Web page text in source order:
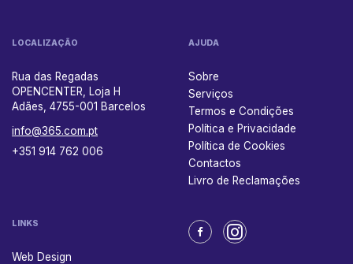
LOCALIZAÇÃO
Rua das Regadas
OPENCENTER, Loja H
Adães, 4755-001 Barcelos
info@365.com.pt
+351 914 762 006
AJUDA
Sobre
Serviços
Termos e Condições
Política e Privacidade
Política de Cookies
Contactos
Livro de Reclamações
LINKS
Web Design